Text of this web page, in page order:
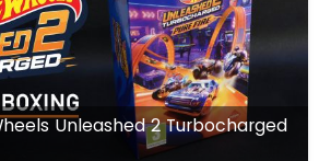
Unleashed 2 Turbocharged